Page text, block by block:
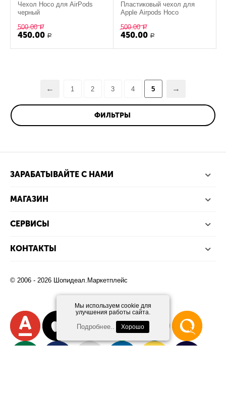
Мы используем cookie для
улучшения работы сайта.
Подробнее.. Хорошо
Чехол Hoco для AirPods
черный
500.00 Р
450.00 Р
Пластиковый чехол для
Apple Airpods Hoco
500.00 Р
450.00 Р
1 2 3 4 5
ФИЛЬТРЫ
ЗАРАБАТЫВАЙТЕ С НАМИ
МАГАЗИН
СЕРВИСЫ
КОНТАКТЫ
© 2006 - 2026 Шопидеал.Маркетплейс